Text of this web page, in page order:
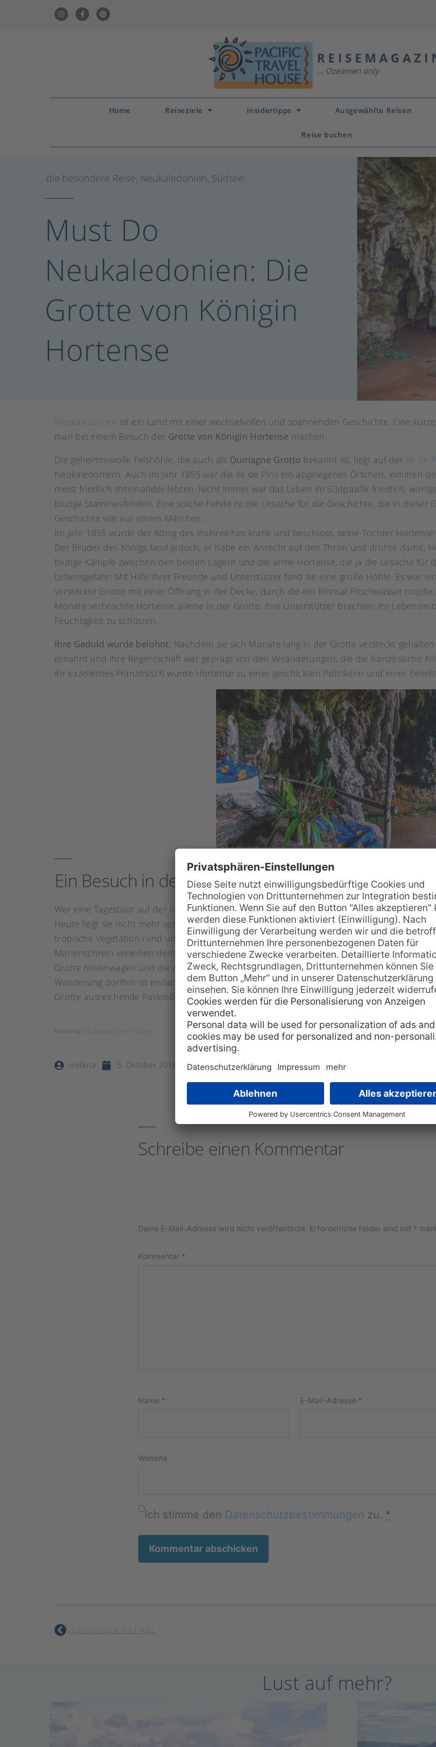
Home Reiseziele Insidertipps Ausgewählte Reisen
Reise buchen
die besondere Reise, Neukaledonien, Südsee
Must Do
Neukaledonien: Die
Grotte von Königin
Hortense
Neukaledonien ist ein Land mit einer wechselvollen und spannenden Geschichte. Eine
man bei einem Besuch der Grotte von Königin Hortense machen.
Die geheimnisvolle Felshöhle, die auch als Oumagne Grotto bekannt ist, liegt auf der Ile de
Neukaledoniern. Auch im Jahr 1855 war die Ile de Pins ein abgelegenes Örtchen, inmitten
meist friedlich miteinander lebten. Nicht immer war das Leben im Südpazifik friedlich,
blutige Stammesfehden. Eine solche Fehde ist die Ursache für die Geschichte, die in dieser
Geschichte wie aus einem Märchen:
Im Jahr 1855 wurde der König des Inselreiches krank und beschloss, seine Tochter
Der Bruder des Königs fand jedoch, er habe ein Anrecht auf den Thron und drohte damit,
blutige Kämpfe zwischen den beiden Lagern und die arme Hortense, die ja die Ursache für
Lebensgefahr. Mit Hilfe ihrer Freunde und Unterstützer fand sie eine große Höhle. Es war
versteckte Grotte mit einer Öffnung in der Decke, durch die ein Rinnsal Frischwasser
Monate verbrachte Hortense alleine in der Grotte, ihre Unterstützer brachten ihr
Feuchtigkeit zu schützen.
Ihre Geduld wurde belohnt: Nachdem sie sich Monate lang in der Grotte versteckt
ernannt und ihre Regentschaft war geprägt von den Veränderungen, die die französische
ihr exzellentes Französisch wurde Hortense zu einer geschickten Politikerin und einer
Ein Besuch in der Grotte von Königin Hortense
Wer eine Tagestour auf der Ile de Pins bucht, wird unweigerlich mit der geheimnisvollen
Heute liegt sie nicht mehr versteckt im dichten Urwald, sondern ist durch einen gut
tropische Vegetation rund um die Grotte ist bereits eine Sehenswürdigkeit an sich, die
Marienschrein verleihen dem Ort nochmal eine ganz besondere Aura. Wer möchte, kann
Grotte hineinwagen und die mächtigen Stalaktiten bewundern. Der Eintritt in die Grotte
Wanderung dorthin ist einfach und auch für Kinder geeignet. Wer mit dem eigenen
Grotte ausreichende Parkmöglichkeiten.
Fotos via Neukaledonien Tourism
Helena 5. Oktober 2018 Grotte,Höhle,Hortense,Ile de Pins,neukaledonien
Schreibe einen Kommentar
Deine E-Mail-Adresse wird nicht veröffentlicht. Erforderliche Felder sind mit *
Kommentar *
Name * E-Mail-Adresse *
Website
Ich stimme den Datenschutzbestimmungen zu. *
VORHERIGER ARTIKEL
Lust auf mehr?